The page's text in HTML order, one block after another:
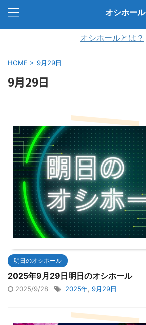
オシホール
オシホールとは？
HOME > 9月29日
9月29日
明日のオシホール
2025年9月29日明日のオシホール
2025/9/28 2025年 9月29日